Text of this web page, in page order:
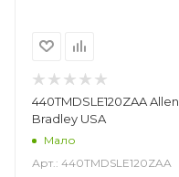
440TMDSLE120ZAA Allen
Bradley USA
Мало
Арт.: 440TMDSLE120ZAA